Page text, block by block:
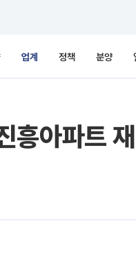
업계 정책 분양
흥아파트